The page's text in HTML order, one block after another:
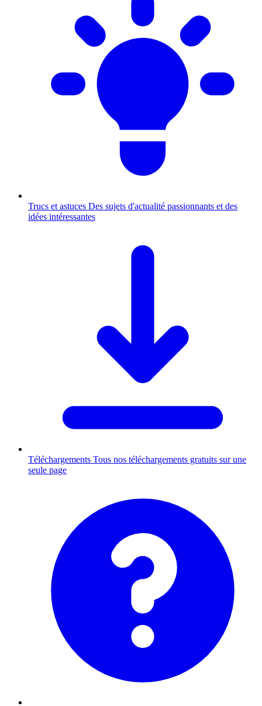
Trucs et astuces Des sujets d'actualité passionnants et des
idées intéressantes
Téléchargements Tous nos téléchargements gratuits sur une
seule page